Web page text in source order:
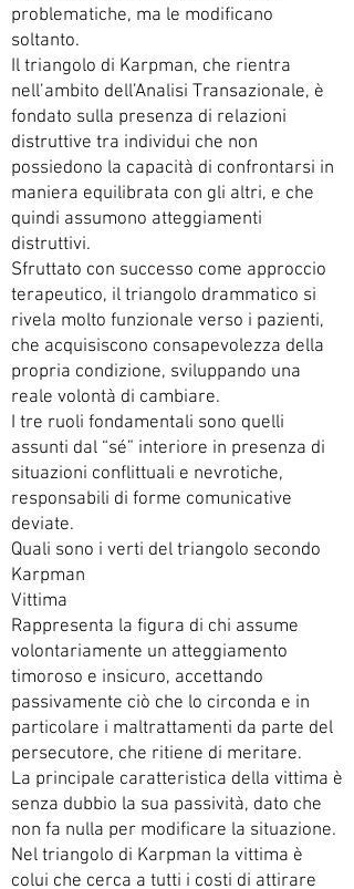
problematiche, ma le modificano
soltanto.
Il triangolo di Karpman, che rientra
nell’ambito dell’Analisi Transazionale, è
fondato sulla presenza di relazioni
distruttive tra individui che non
possiedono la capacità di confrontarsi in
maniera equilibrata con gli altri, e che
quindi assumono atteggiamenti
distruttivi.
Sfruttato con successo come approccio
terapeutico, il triangolo drammatico si
rivela molto funzionale verso i pazienti,
che acquisiscono consapevolezza della
propria condizione, sviluppando una
reale volontà di cambiare.
I tre ruoli fondamentali sono quelli
assunti dal “sé” interiore in presenza di
situazioni conflittuali e nevrotiche,
responsabili di forme comunicative
deviate.
Quali sono i verti del triangolo secondo
Karpman
Vittima
Rappresenta la figura di chi assume
volontariamente un atteggiamento
timoroso e insicuro, accettando
passivamente ciò che lo circonda e in
particolare i maltrattamenti da parte del
persecutore, che ritiene di meritare.
La principale caratteristica della vittima è
senza dubbio la sua passività, dato che
non fa nulla per modificare la situazione.
Nel triangolo di Karpman la vittima è
colui che cerca a tutti i costi di attirare